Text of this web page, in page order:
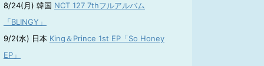
8/24(月) 韓国 NCT 127 7thフルアルバム
「BLINGY」
9/2(水) 日本 King＆Prince 1st EP「So Honey
EP」